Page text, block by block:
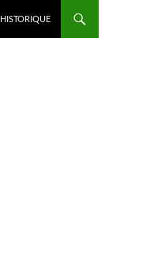
HISTORIQUE